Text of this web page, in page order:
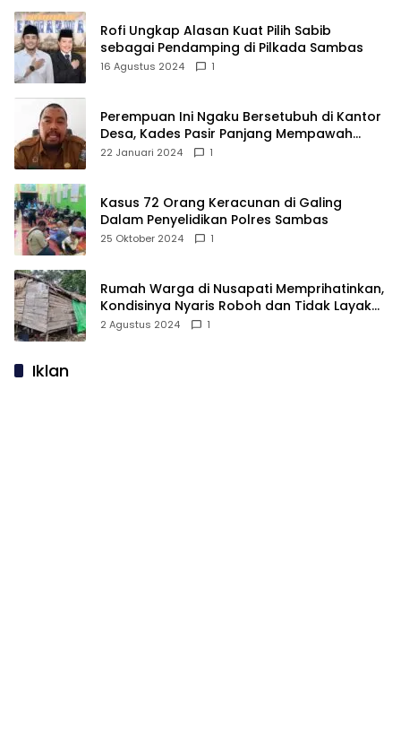
Rofi Ungkap Alasan Kuat Pilih Sabib
sebagai Pendamping di Pilkada Sambas
16 Agustus 2024 1
Perempuan Ini Ngaku Bersetubuh di Kantor
Desa, Kades Pasir Panjang Mempawah
Membantah: Silakan Buktikan!
22 Januari 2024 1
Kasus 72 Orang Keracunan di Galing
Dalam Penyelidikan Polres Sambas
25 Oktober 2024 1
Rumah Warga di Nusapati Memprihatinkan,
Kondisinya Nyaris Roboh dan Tidak Layak
Huni
2 Agustus 2024 1
Iklan